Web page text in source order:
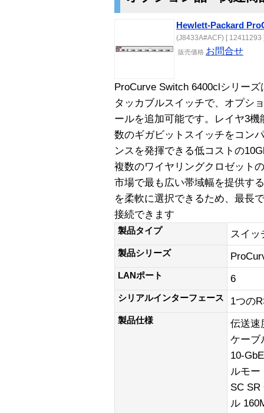
Hewlett-Packard
(J8433A#ACF) [ 12411293
販売価格 お問合せ
ProCurve Switch 6400clシリー
タッカブルスイッチで、オプシ
ールを追加可能です。レイヤ3
数のギガビットスイッチをコン
ンスを発揮できる低コストの
複数のワイヤリングクロゼット
市場で最も広い帯域幅を提供す
を柔軟に選択できるため、最長
接続できます
製品タイプ スイッ
製品シリーズ
LANポート 6
シリアルインターフェース 1つの
製品仕様
伝送速
ケーブ
10-
ルモー
SC SR
ル